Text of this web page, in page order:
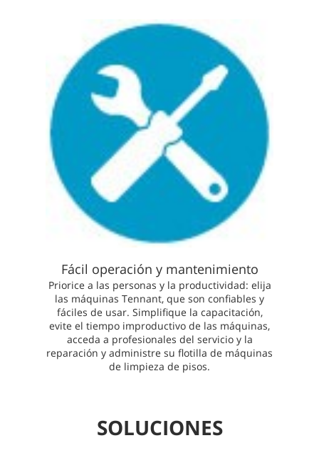
Fácil operación y mantenimiento
Priorice a las personas y la productividad: elija
las máquinas Tennant, que son confiables y
fáciles de usar. Simplifique la capacitación,
evite el tiempo improductivo de las máquinas,
acceda a profesionales del servicio y la
reparación y administre su flotilla de máquinas
de limpieza de pisos.
SOLUCIONES